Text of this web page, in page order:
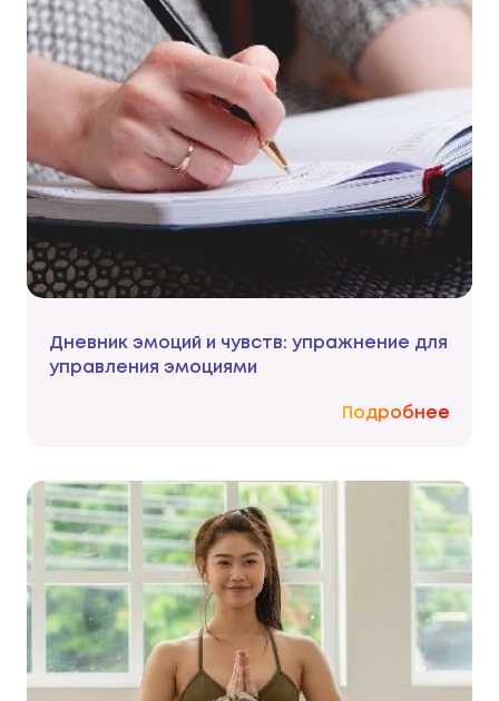
Дневник эмоций и чувств: упражнение для
управления эмоциями
Подробнее